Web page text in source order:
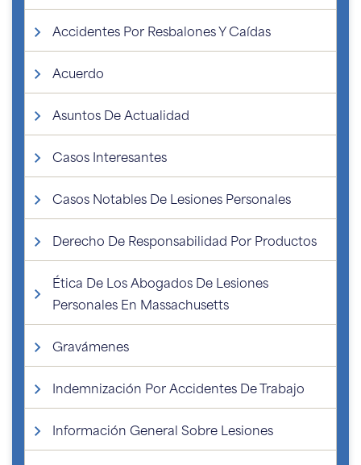
Accidentes Por Resbalones Y Caídas
Acuerdo
Asuntos De Actualidad
Casos Interesantes
Casos Notables De Lesiones Personales
Derecho De Responsabilidad Por Productos
Ética De Los Abogados De Lesiones
Personales En Massachusetts
Gravámenes
Indemnización Por Accidentes De Trabajo
Información General Sobre Lesiones